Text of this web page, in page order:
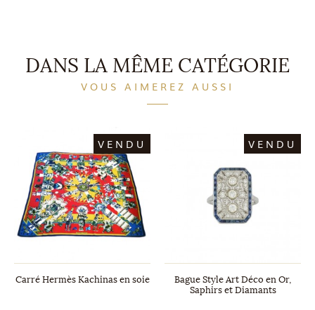
DANS LA MÊME CATÉGORIE
VOUS AIMEREZ AUSSI
VENDU
Carré Hermès Kachinas en soie
VENDU
Bague Style Art Déco en Or,
Saphirs et Diamants